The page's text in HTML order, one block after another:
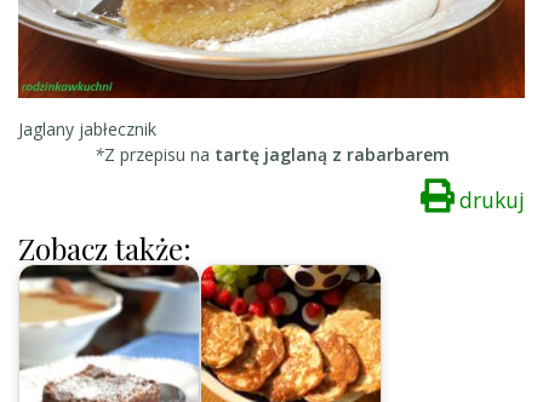
Jaglany jabłecznik
*Z przepisu na tartę jaglaną z rabarbarem
drukuj
Zobacz także: